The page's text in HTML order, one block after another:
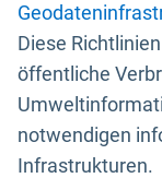
Diese
öffentliche
notwendigen
Infrastrukturen.